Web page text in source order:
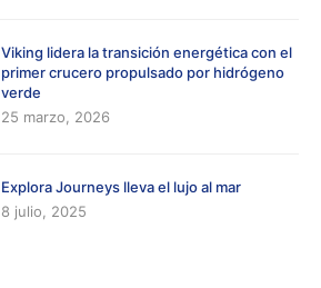
Viking lidera la transición energética con el
primer crucero propulsado por hidrógeno
verde
25 marzo, 2026
Explora Journeys lleva el lujo al mar
8 julio, 2025